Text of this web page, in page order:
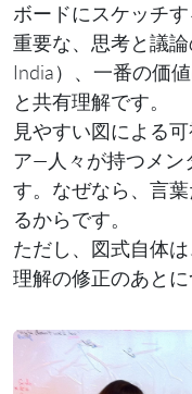
ボードにスケッチ
重要な、思考と議
India）、一番の価
と共有理解です。
見やすい図による
ア—人々が持つメン
す。なぜなら、言
るからです。
ただし、図式自体
理解の修正のあと